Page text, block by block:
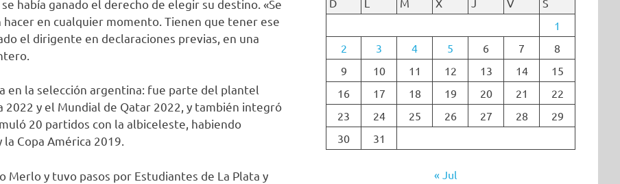
había ganado el derecho de elegir su destino. «Se
en cualquier momento. Tienen que tener ese
el dirigente en declaraciones previas, en una
en la selección argentina: fue parte del plantel
2022 y el Mundial de Qatar 2022, y también integró
20 partidos con la albiceleste, habiendo
Copa América 2019.
y tuvo pasos por Estudiantes de La Plata y
1
2
3 4 5 6 7
8
9
10 11 12 13 14
15
16
17 18 19 20 21
22
23
24 25 26 27 28
29
30
31
« Jul